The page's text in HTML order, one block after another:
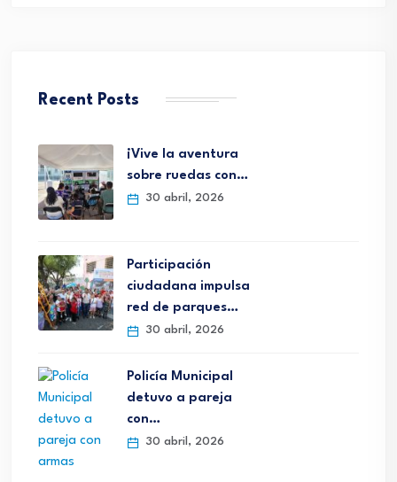
Recent Posts
¡Vive la aventura
sobre ruedas con…
30 abril, 2026
Participación
ciudadana impulsa
red de parques…
30 abril, 2026
Policía Municipal
detuvo a pareja
con…
30 abril, 2026